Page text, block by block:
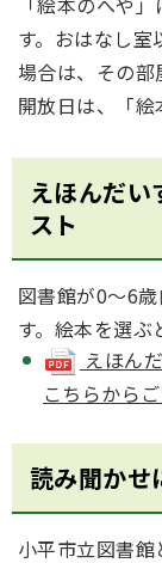
す。おはなし
場合は、その部
開放日は、「絵
えほんだ
スト
図書館が0～6
す。絵本を選ぶ
えほん
こちらから
読み聞かせ
小平市立図書